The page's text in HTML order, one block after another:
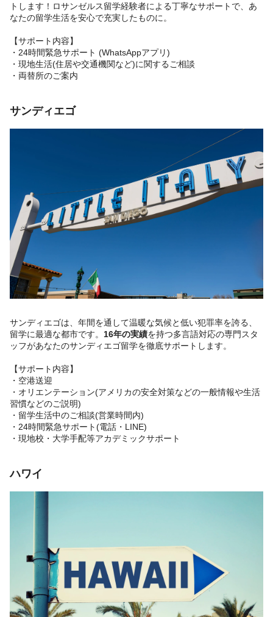
トします！ロサンゼルス留学経験者による丁寧なサポートで、あ
なたの留学生活を安心で充実したものに。
【サポート内容】
・24時間緊急サポート (WhatsAppアプリ)
・現地生活(住居や交通機関など)に関するご相談
・両替所のご案内
サンディエゴ
サンディエゴは、年間を通して温暖な気候と低い犯罪率を誇る、
留学に最適な都市です。 16年の実績を持つ多言語対応の専門スタ
ッフがあなたのサンディエゴ留学を徹底サポートします。
【サポート内容】
・空港送迎
・オリエンテーション(アメリカの安全対策などの一般情報や生活
習慣などのご説明)
・留学生活中のご相談(営業時間内)
・24時間緊急サポート(電話・LINE)
・現地校・大学手配等アカデミックサポート
ハワイ